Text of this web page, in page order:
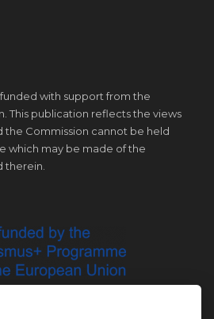
with support from the
This publication reflects the views
the Commission cannot be held
which may be made of the
therein.